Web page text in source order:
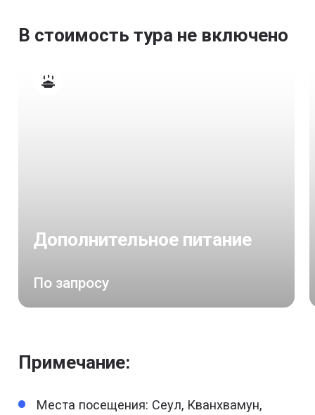
В стоимость тура не включено
Дополнительное питание
По запросу
Примечание:
Места посещения: Сеул, Кванхвамун,